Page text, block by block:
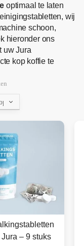
optimaal te laten
wij
schoon,
hieronder ons
uw Jura
kop koffie te
– 9 stuks